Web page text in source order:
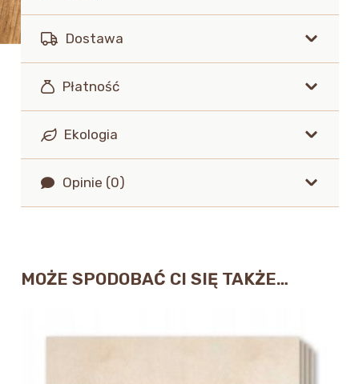
Dostawa
Płatność
Ekologia
Opinie (0)
MOŻE SPODOBAĆ CI SIĘ TAKŻE…